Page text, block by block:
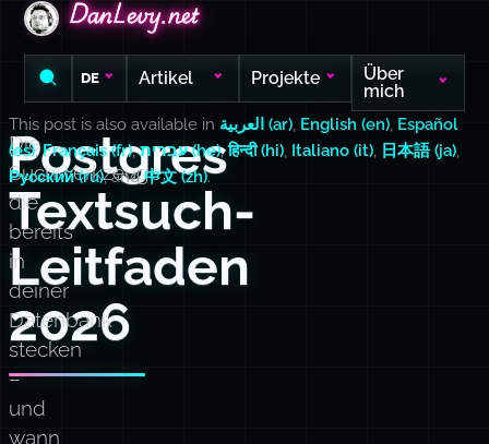
DanLevy.net
DanLevy.net
DanLevy.net
DE Artikel Projekte
Über
mich
Postgres
Textsuch-
Leitfaden
2026
Die
Suchwerkzeuge,
die
bereits
in
deiner
Datenbank
stecken
–
und
wann
This post is also available in العربية (ar), English (en), Español
(es),Français (fr), עברית (he),हिन्दी (hi), Italiano (it), 日本語 (ja),
Русский (ru), and中文 (zh).